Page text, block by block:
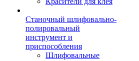
Станочный шлифовально-
полировальный
инструмент и
приспособления
Шлифовальные